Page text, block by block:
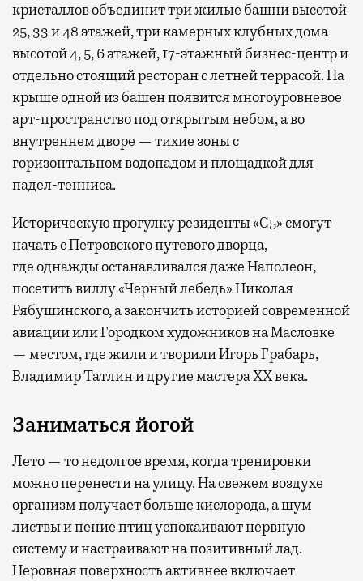
кристаллов объединит три жилые башни высотой
25, 33 и 48 этажей, три камерных клубных дома
высотой 4, 5, 6 этажей, 17-этажный бизнес-центр и
отдельно стоящий ресторан с летней террасой. На
крыше одной из башен появится многоуровневое
арт-пространство под открытым небом, а во
внутреннем дворе — тихие зоны с
горизонтальном водопадом и площадкой для
падел-тенниса.
Историческую прогулку резиденты «С5» смогут
начать с Петровского путевого дворца,
гдеоднажды останавливался даже Наполеон,
посетить виллу «Черный лебедь» Николая
Рябушинского, а закончить историей современной
авиации или Городком художников на Масловке
— местом, где жили и творили Игорь Грабарь,
Владимир Татлин и другие мастера XX века.
Заниматься йогой
Лето — то недолгое время, когда тренировки
можно перенести на улицу. На свежем воздухе
организм получает больше кислорода, а шум
листвы и пение птиц успокаивают нервную
систему и настраивают на позитивный лад.
Неровная поверхность активнее включает